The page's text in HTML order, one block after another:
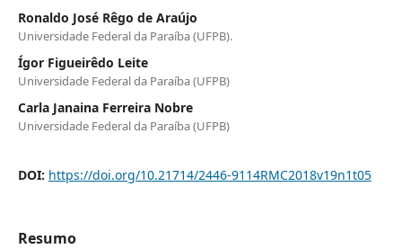
Ronaldo José Rêgo de Araújo
Universidade Federal da Paraíba (UFPB).
Ígor Figueirêdo Leite
Universidade Federal da Paraíba (UFPB)
Carla Janaina Ferreira Nobre
Universidade Federal da Paraíba (UFPB)
DOI: https://doi.org/10.21714/2446-9114RMC2018v19n1t05
Resumo